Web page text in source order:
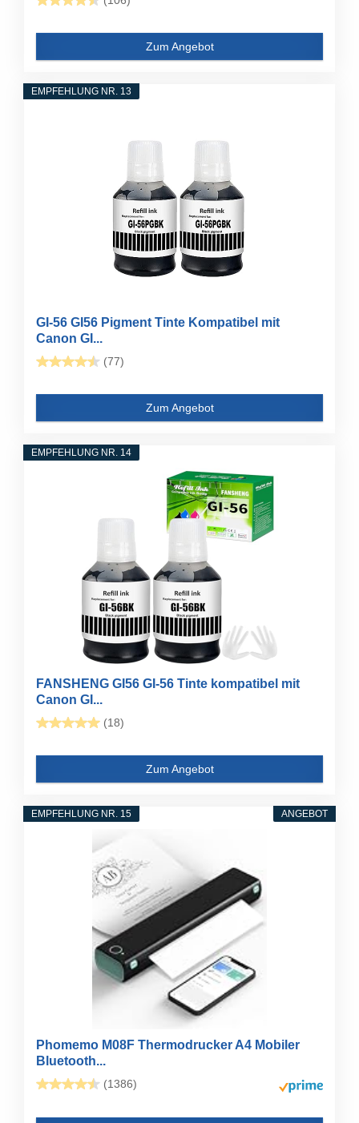
Zum Angebot
EMPFEHLUNG NR. 13
GI-56 GI56 Pigment Tinte Kompatibel mit
Canon GI...
(77)
Zum Angebot
EMPFEHLUNG NR. 14
FANSHENG GI56 GI-56 Tinte kompatibel mit
Canon GI...
(18)
Zum Angebot
ANGEBOT
EMPFEHLUNG NR. 15
Phomemo M08F Thermodrucker A4 Mobiler
Bluetooth...
(1386)